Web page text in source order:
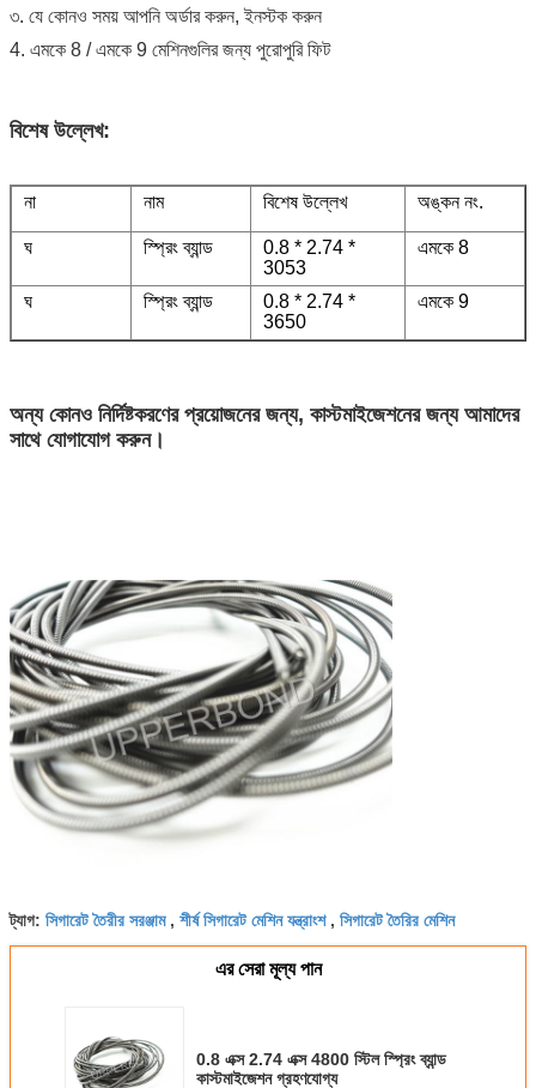
৩. যে কোনও সময় আপনি অর্ডার করুন, ইনস্টক করুন
4. এমকে 8 / এমকে 9 মেশিনগুলির জন্য পুরোপুরি ফিট
বিশেষ উল্লেখ:
না নাম বিশেষ উল্লেখ অঙ্কন নং.
ঘ স্প্রিং ব্যান্ড
0.8 * 2.74 *
3053
এমকে 8
ঘ স্প্রিং ব্যান্ড
0.8 * 2.74 *
3650
এমকে 9
অন্য কোনও নির্দিষ্টকরণের প্রয়োজনের জন্য, কাস্টমাইজেশনের জন্য আমাদের
সাথে যোগাযোগ করুন।
ট্যাগ: সিগারেট তৈরীর সরঞ্জাম, শীর্ষ সিগারেট মেশিন যন্ত্রাংশ, সিগারেট তৈরির মেশিন
এর সেরা মূল্য পান
0.8 এক্স 2.74 এক্স 4800 স্টিল স্প্রিং ব্যান্ড
কাস্টমাইজেশন গ্রহণযোগ্য